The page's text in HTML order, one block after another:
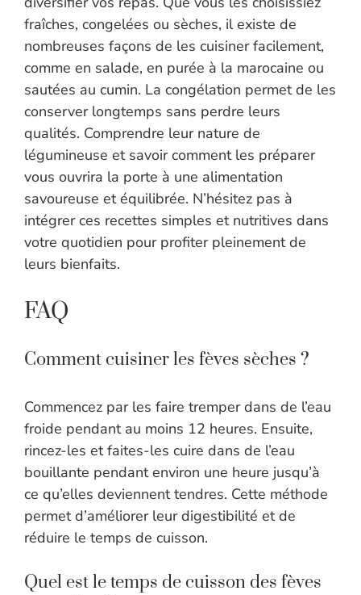
fraîches, congelées ou sèches, il existe de
nombreuses façons de les cuisiner facilement,
comme en salade, en purée à la marocaine ou
sautées au cumin. La congélation permet de les
conserver longtemps sans perdre leurs
qualités. Comprendre leur nature de
légumineuse et savoir comment les préparer
vous ouvrira la porte à une alimentation
savoureuse et équilibrée. N’hésitez pas à
intégrer ces recettes simples et nutritives dans
votre quotidien pour profiter pleinement de
leurs bienfaits.
FAQ
Comment cuisiner les fèves sèches ?
Commencez par les faire tremper dans de l’eau
froide pendant au moins 12 heures. Ensuite,
rincez-les et faites-les cuire dans de l’eau
bouillante pendant environ une heure jusqu’à
ce qu’elles deviennent tendres. Cette méthode
permet d’améliorer leur digestibilité et de
réduire le temps de cuisson.
Quel est le temps de cuisson des fèves